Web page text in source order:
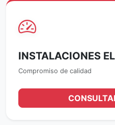
INSTALACIONES
Compromiso de calidad